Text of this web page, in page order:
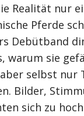
Realität nur
Pferde
Debütband
warum sie
selbst nur
Bilder,
sich zu